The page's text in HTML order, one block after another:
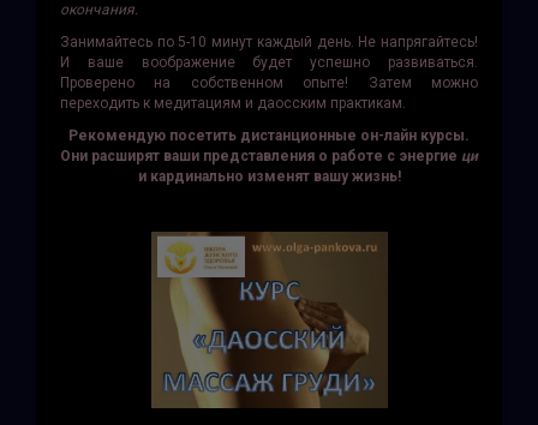
окончания.
Занимайтесь по 5-10 минут каждый день. Не напрягайтесь!
И ваше воображение будет успешно развиваться.
Проверено на собственном опыте! Затем можно
переходить к медитациям и даосским практикам.
Рекомендую посетить дистанционные он-лайн курсы.
Они расширят ваши представления о работе с энергие ци
и кардинально изменят вашу жизнь!